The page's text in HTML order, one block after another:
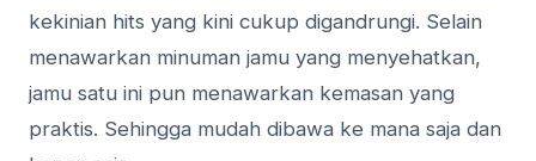
kekinian hits yang kini cukup digandrungi. Selain
menawarkan minuman jamu yang menyehatkan,
jamu satu ini pun menawarkan kemasan yang
praktis. Sehingga mudah dibawa ke mana saja dan